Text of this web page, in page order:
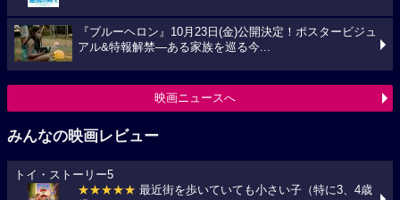
『ブルーヘロン』10月23日(金)公開決定！ポスタービジュ
アル&特報解禁―ある家族を巡る今...
映画ニュースへ
みんなの映画レビュー
トイ・ストーリー5
★★★★★ 最近街を歩いていても小さい子（特に3、4歳